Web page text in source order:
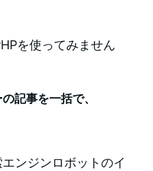
を使ってみません
記事を一括で、
ンジンロボットのイ